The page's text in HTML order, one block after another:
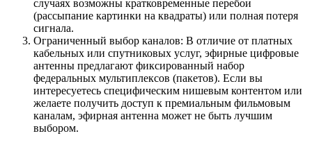
случаях возможны кратковременные перебои
(рассыпание картинки на квадраты) или полная потеря
сигнала.
Ограниченный выбор каналов: В отличие от платных
кабельных или спутниковых услуг, эфирные цифровые
антенны предлагают фиксированный набор
федеральных мультиплексов (пакетов). Если вы
интересуетесь специфическим нишевым контентом или
желаете получить доступ к премиальным фильмовым
каналам, эфирная антенна может не быть лучшим
выбором.